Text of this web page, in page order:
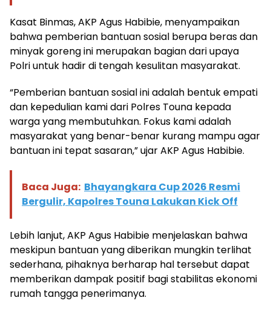
Kasat Binmas, AKP Agus Habibie, menyampaikan
bahwa pemberian bantuan sosial berupa beras dan
minyak goreng ini merupakan bagian dari upaya
Polri untuk hadir di tengah kesulitan masyarakat.
“Pemberian bantuan sosial ini adalah bentuk empati
dan kepedulian kami dari Polres Touna kepada
warga yang membutuhkan. Fokus kami adalah
masyarakat yang benar-benar kurang mampu agar
bantuan ini tepat sasaran,” ujar AKP Agus Habibie.
Baca Juga: Bhayangkara Cup 2026 Resmi
Bergulir, Kapolres Touna Lakukan Kick Off
Lebih lanjut, AKP Agus Habibie menjelaskan bahwa
meskipun bantuan yang diberikan mungkin terlihat
sederhana, pihaknya berharap hal tersebut dapat
memberikan dampak positif bagi stabilitas ekonomi
rumah tangga penerimanya.